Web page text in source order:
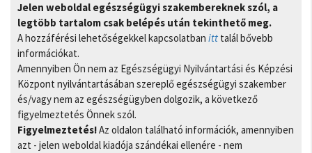
Jelen weboldal egészségügyi szakembereknek szól, a
legtöbb tartalom csak belépés után tekinthető meg.
A hozzáférési lehetőségekkel kapcsolatban itt talál bővebb
információkat.
Amennyiben Ön nem az Egészségügyi Nyilvántartási és Képzési
Központ nyilvántartásában szereplő egészségügyi szakember
és/vagy nem az egészségügyben dolgozik, a következő
figyelmeztetés Önnek szól.
Figyelmeztetés!Az oldalon található információk, amennyiben
azt - jelen weboldal kiadója szándékai ellenére - nem